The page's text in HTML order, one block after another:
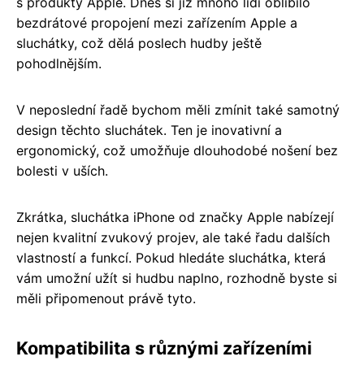
bezdrátové propojení mezi zařízením Apple a
sluchátky, což dělá poslech hudby ještě
pohodlnějším.
V neposlední řadě bychom měli zmínit také samotný
design těchto sluchátek. Ten je inovativní a
ergonomický, což umožňuje dlouhodobé nošení bez
bolesti v uších.
Zkrátka, sluchátka iPhone od značky Apple nabízejí
nejen kvalitní zvukový projev, ale také řadu dalších
vlastností a funkcí. Pokud hledáte sluchátka, která
vám umožní užít si hudbu naplno, rozhodně byste si
měli připomenout právě tyto.
Kompatibilita s různými zařízeními